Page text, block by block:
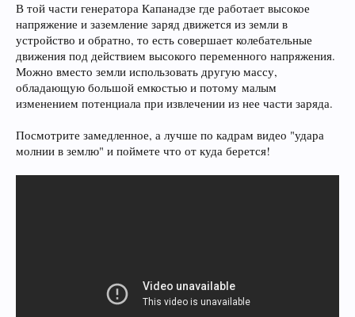
В той части генератора Капанадзе где работает высокое
напряжение и заземление заряд движется из земли в
устройство и обратно, то есть совершает колебательные
движения под действием высокого переменного напряжения.
Можно вместо земли использовать другую массу,
обладающую большой емкостью и потому малым
изменением потенциала при извлечении из нее части заряда.
Посмотрите замедленное, а лучше по кадрам видео "удара
молнии в землю" и поймете что от куда берется!